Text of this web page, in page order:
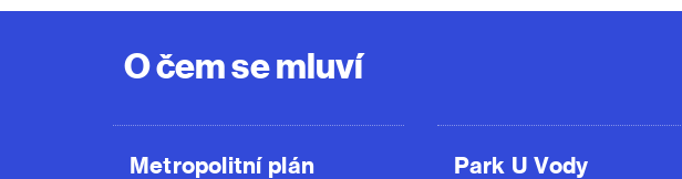
O čem se mluví
Metropolitní plán Park U Vody